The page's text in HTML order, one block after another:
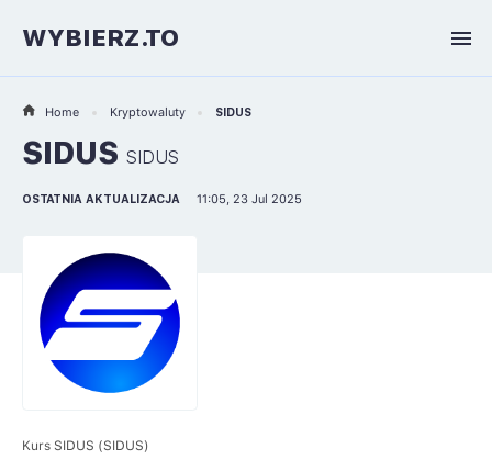
WYBIERZ.TO
Home Kryptowaluty SIDUS
SIDUS SIDUS
OSTATNIA AKTUALIZACJA 11:05, 23 Jul 2025
Kurs SIDUS (SIDUS)